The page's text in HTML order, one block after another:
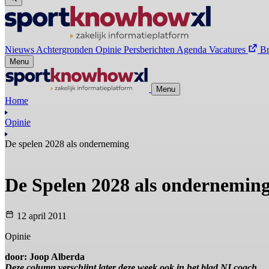
Nieuws Achtergronden Opinie Persberichten Agenda Vacatures
Menu
Menu
Home
Opinie
De spelen 2028 als onderneming
De Spelen 2028 als
12 april 2011
Opinie
door: Joop Alberda